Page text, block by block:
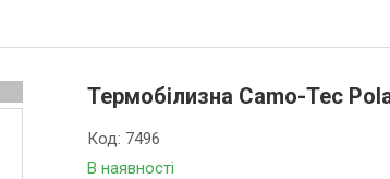
Термобілизна Camo-Tec
В наявності
Код: 7496